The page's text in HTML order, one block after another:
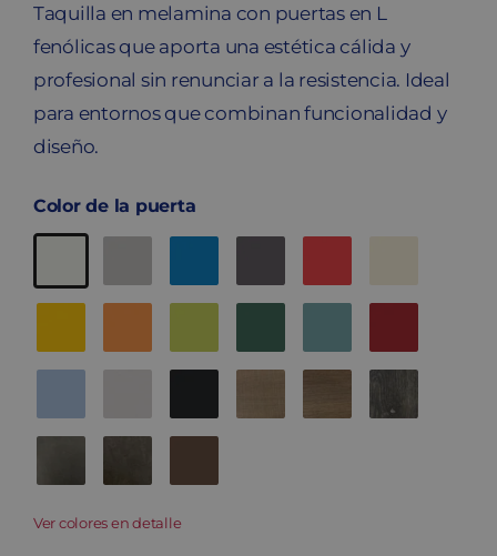
Taquilla en melamina con puertas en L
fenólicas que aporta una estética cálida y
profesional sin renunciar a la resistencia. Ideal
para entornos que combinan funcionalidad y
diseño.
Color de la puerta
Ver colores en detalle